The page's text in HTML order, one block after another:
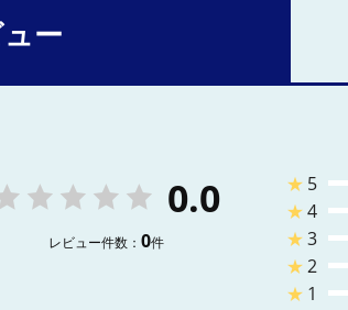
ー
0.0
レビュー件数： 0件
★ 5
★4
★3
★2
★ 1